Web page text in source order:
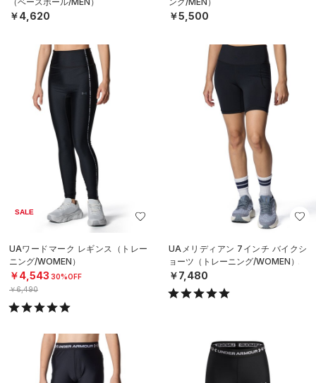
￥4,620 ￥5,500
SALE
UAワードマーク レギンス（トレー
ニング/WOMEN）
￥4,543 30%OFF
￥6,490
UAメリディアン 7インチ バイクシ
ョーツ（トレーニング/WOMEN）
￥7,480